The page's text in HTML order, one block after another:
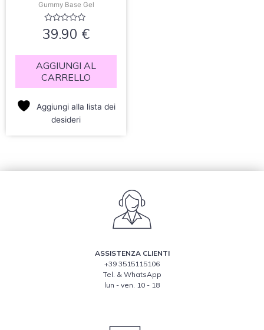
Gummy Base Gel
Valutato
0
39.90 €
AGGIUNGI AL
CARRELLO
Aggiungi alla lista dei
desideri
ASSISTENZA CLIENTI
+39 3515115106
Tel. & WhatsApp
lun - ven. 10 - 18